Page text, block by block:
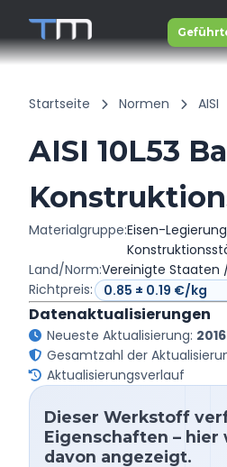
Startseite Normen AISI
AISI 10L53
Materialgruppe:Eisen-
Land/Norm:Vereinigte Staaten /
Richtpreis:
Datenaktualisierungen
Neueste Aktualisierung:
Gesamtzahl der
Aktualisierungsverlauf
Dieser Werkstoff
Eigenschaften – hier
davon angezeigt.